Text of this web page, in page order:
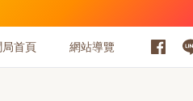
局首頁 網站導覽